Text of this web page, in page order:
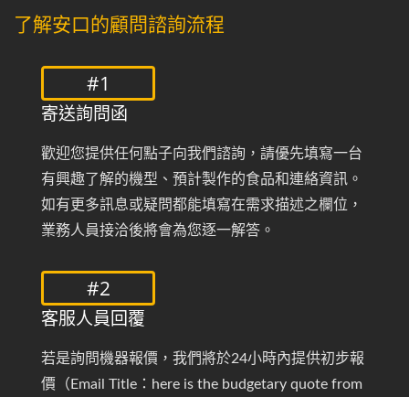
了解安口的顧問諮詢流程
#1
寄送詢問函
歡迎您提供任何點子向我們諮詢，請優先填寫一台
有興趣了解的機型、預計製作的食品和連絡資訊。
如有更多訊息或疑問都能填寫在需求描述之欄位，
業務人員接洽後將會為您逐一解答。
#2
客服人員回覆
若是詢問機器報價，我們將於24小時內提供初步報
價（Email Title：here is the budgetary quote from